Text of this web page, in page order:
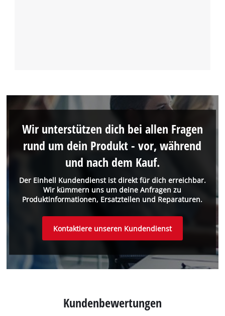
Der Einhell Kundendienst ist direkt für dich erreichbar.
Wir kümmern uns um deine Anfragen zu
Produktinformationen, Ersatzteilen und Reparaturen.
Wir unterstützen dich bei allen Fragen
rund um dein Produkt - vor, während
und nach dem Kauf.
Kontaktiere unseren Kundendienst
Kundenbewertungen